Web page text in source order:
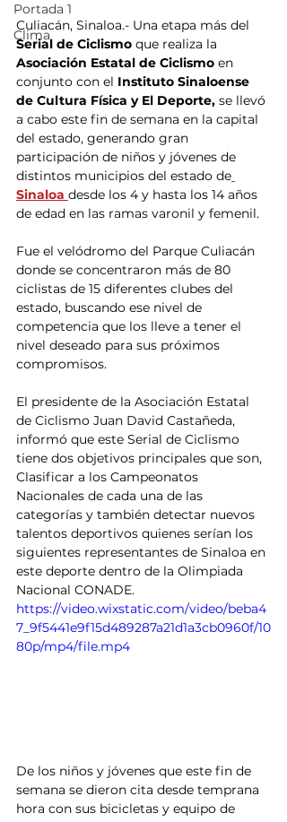
Portada 1
Clima
Culiacán, Sinaloa.- Una etapa más del
Serial de Ciclismo que realiza la
Asociación Estatal de Ciclismo en
conjunto con el Instituto Sinaloense
de Cultura Física y El Deporte, se llevó
a cabo este fin de semana en la capital
del estado, generando gran
participación de niños y jóvenes de
distintos municipios del estado de
Sinaloa desde los 4 y hasta los 14 años
de edad en las ramas varonil y femenil.
Fue el velódromo del Parque Culiacán
donde se concentraron más de 80
ciclistas de 15 diferentes clubes del
estado, buscando ese nivel de
competencia que los lleve a tener el
nivel deseado para sus próximos
compromisos.
El presidente de la Asociación Estatal
de Ciclismo Juan David Castañeda,
informó que este Serial de Ciclismo
tiene dos objetivos principales que son,
Clasificar a los Campeonatos
Nacionales de cada una de las
categorías y también detectar nuevos
talentos deportivos quienes serían los
siguientes representantes de Sinaloa en
este deporte dentro de la Olimpiada
Nacional CONADE.
https://video.wixstatic.com/video/beba4
7_9f5441e9f15d489287a21d1a3cb0960f/10
80p/mp4/file.mp4
De los niños y jóvenes que este fin de
semana se dieron cita desde temprana
hora con sus bicicletas y equipo de